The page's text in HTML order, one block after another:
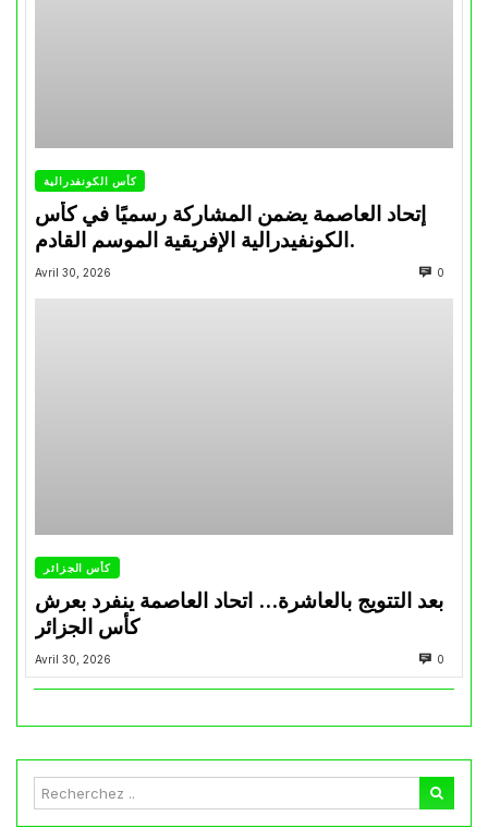
كأس الكونفدرالية
إتحاد العاصمة يضمن المشاركة رسميًا في كأس
الكونفيدرالية الإفريقية الموسم القادم.
Avril 30, 2026 0
كأس الجزائر
بعد التتويج بالعاشرة… اتحاد العاصمة ينفرد بعرش
كأس الجزائر
Avril 30, 2026 0